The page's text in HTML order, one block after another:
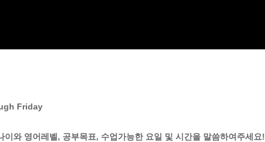
Friday
와 영어레벨, 공부목표, 수업가능한 요일 및 시간을 말씀하여주세요!